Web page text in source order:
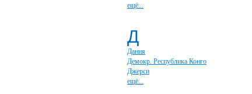
ещё...
Д
Дания
Демокр. Республика Конго
Джерси
ещё...